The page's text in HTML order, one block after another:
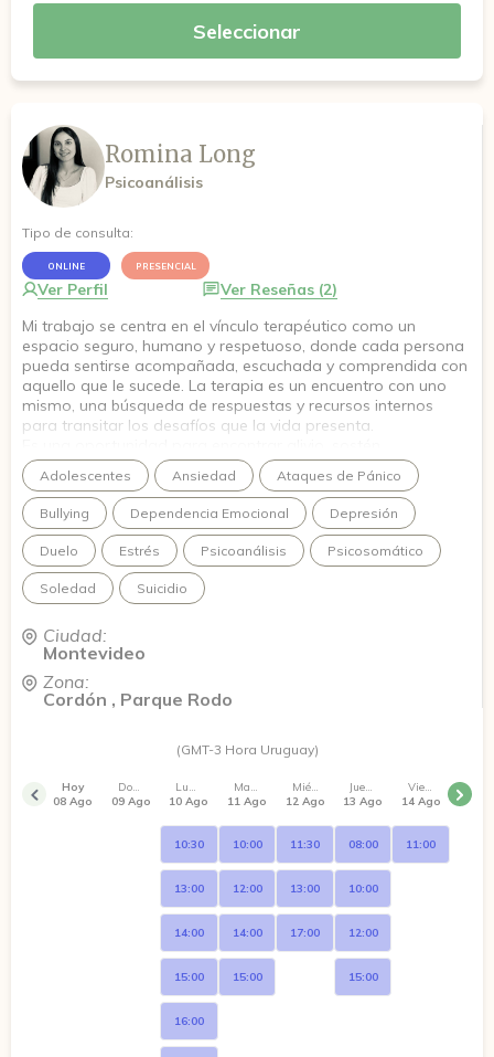
Seleccionar
Romina Long
Psicoanálisis
Tipo de consulta:
ONLINE PRESENCIAL
Ver Perfil
Ver Reseñas (2)
Mi trabajo se centra en el vínculo terapéutico como un
espacio seguro, humano y respetuoso, donde cada persona
pueda sentirse acompañada, escuchada y comprendida con
aquello que le sucede. La terapia es un encuentro con uno
mismo, una búsqueda de respuestas y recursos internos
para transitar los desafíos que la vida presenta.
transformación y crecimiento personal.
Hablar alivia,
Hablar sana,
Te espero.
Adolescentes Ansiedad Ataques de Pánico
Bullying Dependencia Emocional Depresión
Duelo Estrés Psicoanálisis Psicosomático
Soledad Suicidio
Ciudad:
Montevideo
Zona:
Cordón , Parque Rodo
(GMT-3 Hora Uruguay)
Hoy
08 Ago
Domingo
09 Ago
Lunes
10 Ago
10:30
13:00
14:00
15:00
16:00
Martes
11 Ago
10:00
12:00
14:00
15:00
Miércoles
12 Ago
11:30
13:00
17:00
Jueves
13 Ago
08:00
10:00
12:00
15:00
Viernes
14 Ago
11:00